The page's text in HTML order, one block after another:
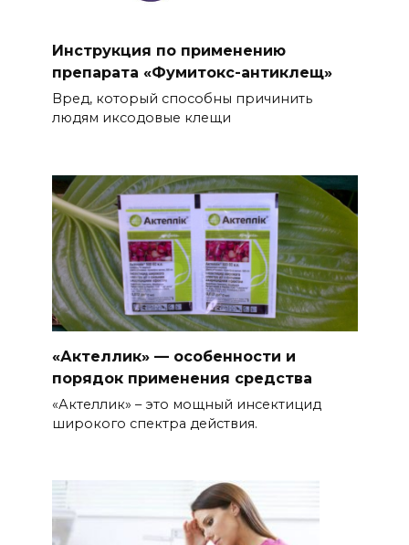
Инструкция по применению
препарата «Фумитокс-антиклещ»
Вред, который способны причинить
людям иксодовые клещи
«Актеллик» — особенности и
порядок применения средства
«Актеллик» – это мощный инсектицид
широкого спектра действия.